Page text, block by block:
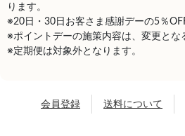
ります。
※20日・30日お客さま感謝デーの5％
※ポイントデーの施策内容は、変更とな
※定期便は対象外となります。
会員登録 送料について